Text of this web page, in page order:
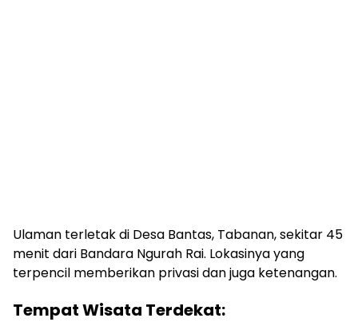
Ulaman terletak di Desa Bantas, Tabanan, sekitar 45
menit dari Bandara Ngurah Rai. Lokasinya yang
terpencil memberikan privasi dan juga ketenangan.
Tempat Wisata Terdekat: